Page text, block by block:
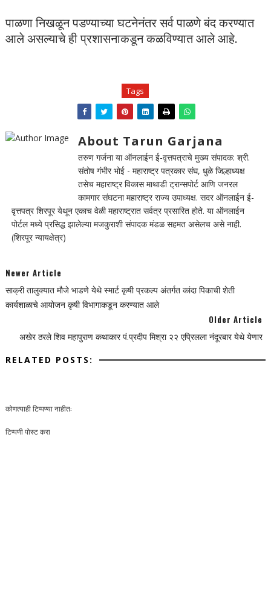
पाळणा निखळून पडण्याच्या घटनेनंतर सर्व पाळणे बंद‌ करण्यात
आले असल्याचे ही प्रशासनाकडून कळविण्यात आले आहे.
Tags
About Tarun Garjana
तरुण गर्जना या ऑनलाईन ई-वृत्तपत्राचे मुख्य संपादक: श्री.
संतोष गंभीर भोई - महाराष्ट्र पत्रकार संघ, धुळे जिल्हाध्यक्ष
तसेच महाराष्ट्र विकास माथाडी ट्रान्सपोर्ट आणि जनरल
कामगार संघटना महाराष्ट्र राज्य उपाध्यक्ष. सदर ऑनलाईन ई-
वृत्तपत्र शिरपूर येथून एकाच वेळी महाराष्ट्रात सर्वत्र प्रसारित होते. या ऑनलाईन
पोर्टल मध्ये प्रसिद्ध झालेल्या मजकुराशी संपादक मंडळ सहमत असेलच असे नाही.
(शिरपूर न्यायक्षेत्र)
Newer Article
साक्री तालुक्यात मौजे भाडणे येथे स्मार्ट कृषी प्रकल्प अंतर्गत कांदा पिकाची शेती
कार्यशाळाचे आयोजन कृषी विभागाकडून करण्यात आले
Older Article
अखेर ठरले शिव महापुराण कथाकार पं.प्रदीप मिश्रा २२ एप्रिलला नंदूरबार येथे येणार
RELATED POSTS:
कोणत्याही टिप्पण्‍या नाहीत:
टिप्पणी पोस्ट करा